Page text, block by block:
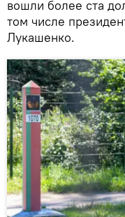
вошли более ста
том числе
Лукашенко.